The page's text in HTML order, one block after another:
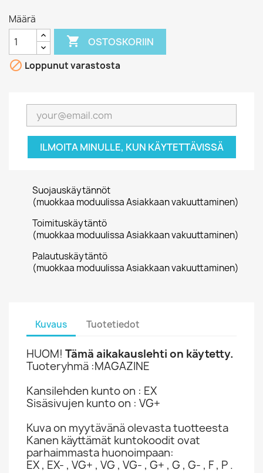
Määrä
 OSTOSKORIIN
 Loppunut varastosta
ILMOITA MINULLE, KUN KÄYTETTÄVISSÄ
Suojauskäytännöt
(muokkaa moduulissa Asiakkaan vakuuttaminen)
Toimituskäytäntö
(muokkaa moduulissa Asiakkaan vakuuttaminen)
Palautuskäytäntö
(muokkaa moduulissa Asiakkaan vakuuttaminen)
Kuvaus Tuotetiedot
HUOM! Tämä aikakauslehti on käytetty.
Tuoteryhmä :MAGAZINE
Kansilehden kunto on : EX
Sisäsivujen kunto on : VG+
Kuva on myytävänä olevasta tuotteesta
Kanen käyttämät kuntokoodit ovat
parhaimmasta huonoimpaan:
EX , EX- , VG+ , VG , VG- , G+ , G , G- , F , P .